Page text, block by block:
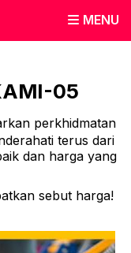
MENU
05
perkhidmatan
terus dari
dan harga yang
sebut harga!